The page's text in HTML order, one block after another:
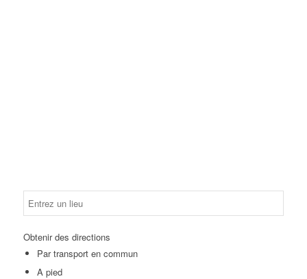
Obtenir des directions
Par transport en commun
A pied